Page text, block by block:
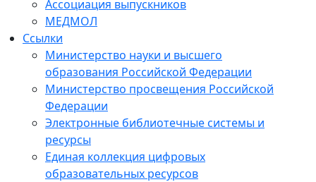
Ассоциация выпускников
МЕДМОЛ
Ссылки
Министерство науки и высшего
образования Российской Федерации
Министерство просвещения Российской
Федерации
Электронные библиотечные системы и
ресурсы
Единая коллекция цифровых
образовательных ресурсов